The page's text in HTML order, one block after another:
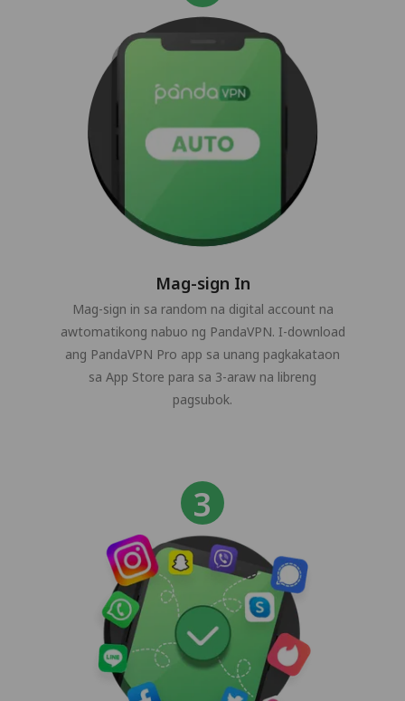
Mag-sign In
Mag-sign in sa random na digital account na
awtomatikong nabuo ng PandaVPN. I-download
ang PandaVPN Pro app sa unang pagkakataon
sa App Store para sa 3-araw na libreng
pagsubok.